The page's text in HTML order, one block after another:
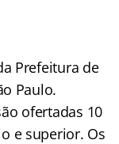
Prefeitura de
Paulo.
ofertadas 10
e superior. Os